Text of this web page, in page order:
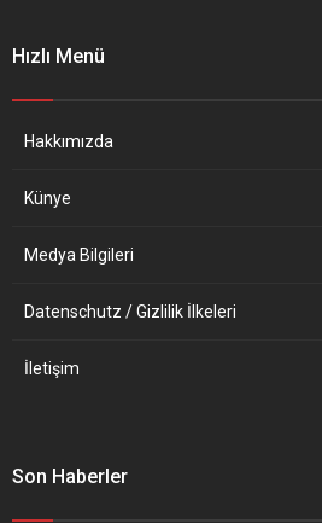
grevde hükümet, işi
“zorla işe başlatma”
Hızlı Menü
Hakkımızda
Künye
Medya Bilgileri
Datenschutz / Gizlilik İlkeleri
İletişim
Son Haberler